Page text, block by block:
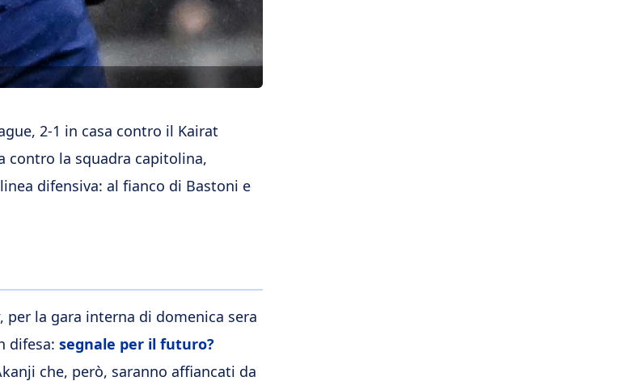
2-1 in casa contro il Kairat
contro la squadra capitolina,
difensiva: al fianco di Bastoni e
, per la gara interna di domenica sera
difesa: segnale per il futuro?
che, però, saranno affiancati da